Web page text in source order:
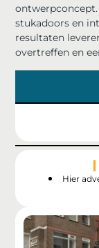
stukadoors en
resultaten
overtreffen en
Hier